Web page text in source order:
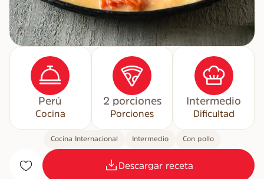
Cocina
Perú
Porciones
2 porciones
Dificultad
Intermedio
Cocina Internacional Intermedio Con pollo
Descargar receta